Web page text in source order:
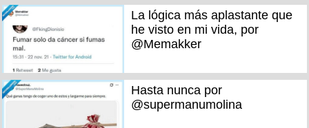
La lógica más aplastante que
he visto en mi vida, por
@Memakker
Hasta nunca por
@supermanumolina